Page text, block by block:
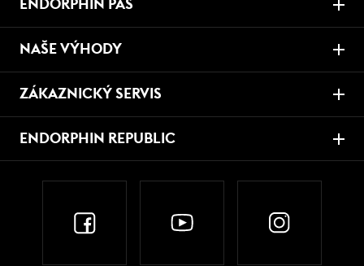
ENDORPHIN PAS
NAŠE VÝHODY
ZÁKAZNICKÝ SERVIS
ENDORPHIN REPUBLIC